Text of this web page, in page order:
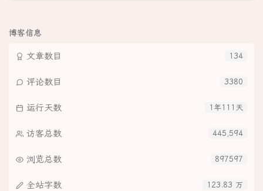
博客信息
134
文章数目
3380
评论数目
1年111天
运行天数
445,594
访客总数
897597
浏览总数
123.83 万
全站字数